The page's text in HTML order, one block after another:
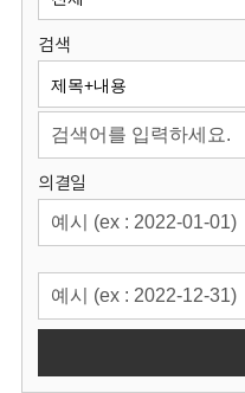
원
회
검색
의결일